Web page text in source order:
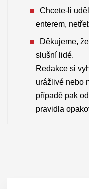
Chcete-li
enterem,
Děkujeme,
slušní lidé.
Redakce si
urážlivé nebo
případě pak
pravidla